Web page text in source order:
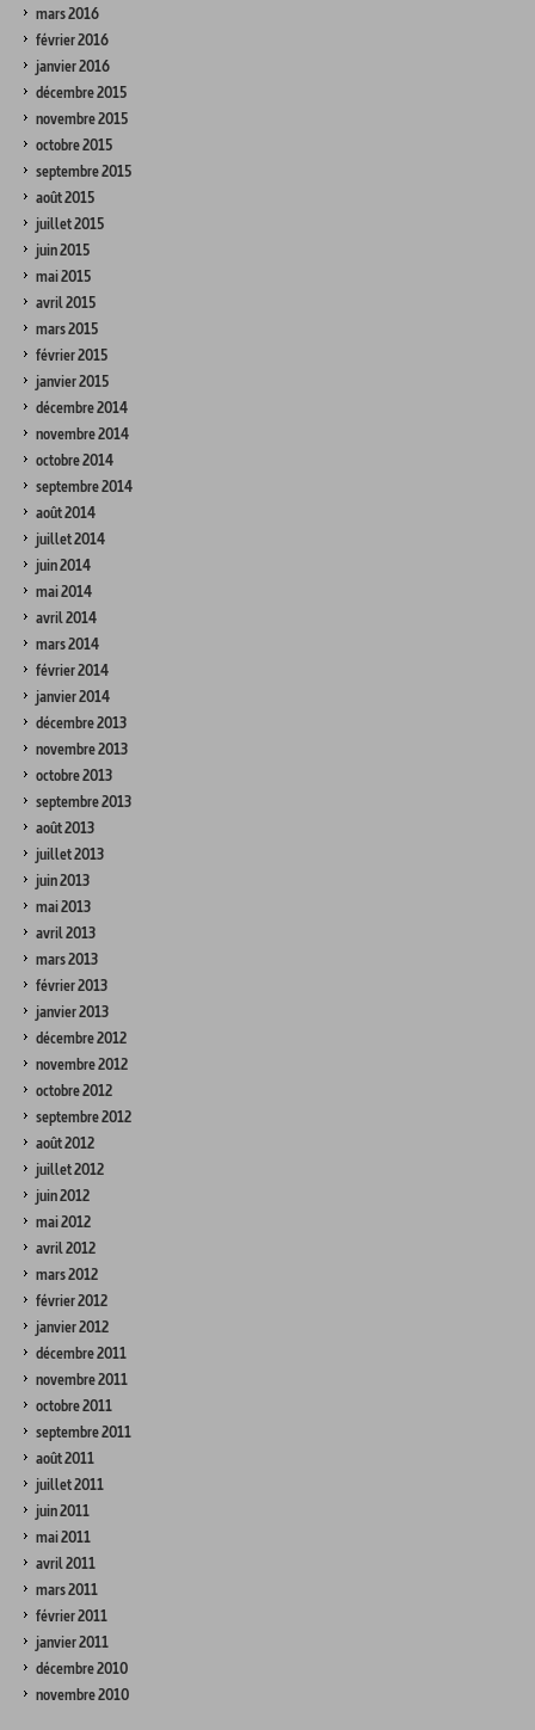
mars 2016
février 2016
janvier 2016
décembre 2015
novembre 2015
octobre 2015
septembre 2015
août 2015
juillet 2015
juin 2015
mai 2015
avril 2015
mars 2015
février 2015
janvier 2015
décembre 2014
novembre 2014
octobre 2014
septembre 2014
août 2014
juillet 2014
juin 2014
mai 2014
avril 2014
mars 2014
février 2014
janvier 2014
décembre 2013
novembre 2013
octobre 2013
septembre 2013
août 2013
juillet 2013
juin 2013
mai 2013
avril 2013
mars 2013
février 2013
janvier 2013
décembre 2012
novembre 2012
octobre 2012
septembre 2012
août 2012
juillet 2012
juin 2012
mai 2012
avril 2012
mars 2012
février 2012
janvier 2012
décembre 2011
novembre 2011
octobre 2011
septembre 2011
août 2011
juillet 2011
juin 2011
mai 2011
avril 2011
mars 2011
février 2011
janvier 2011
décembre 2010
novembre 2010